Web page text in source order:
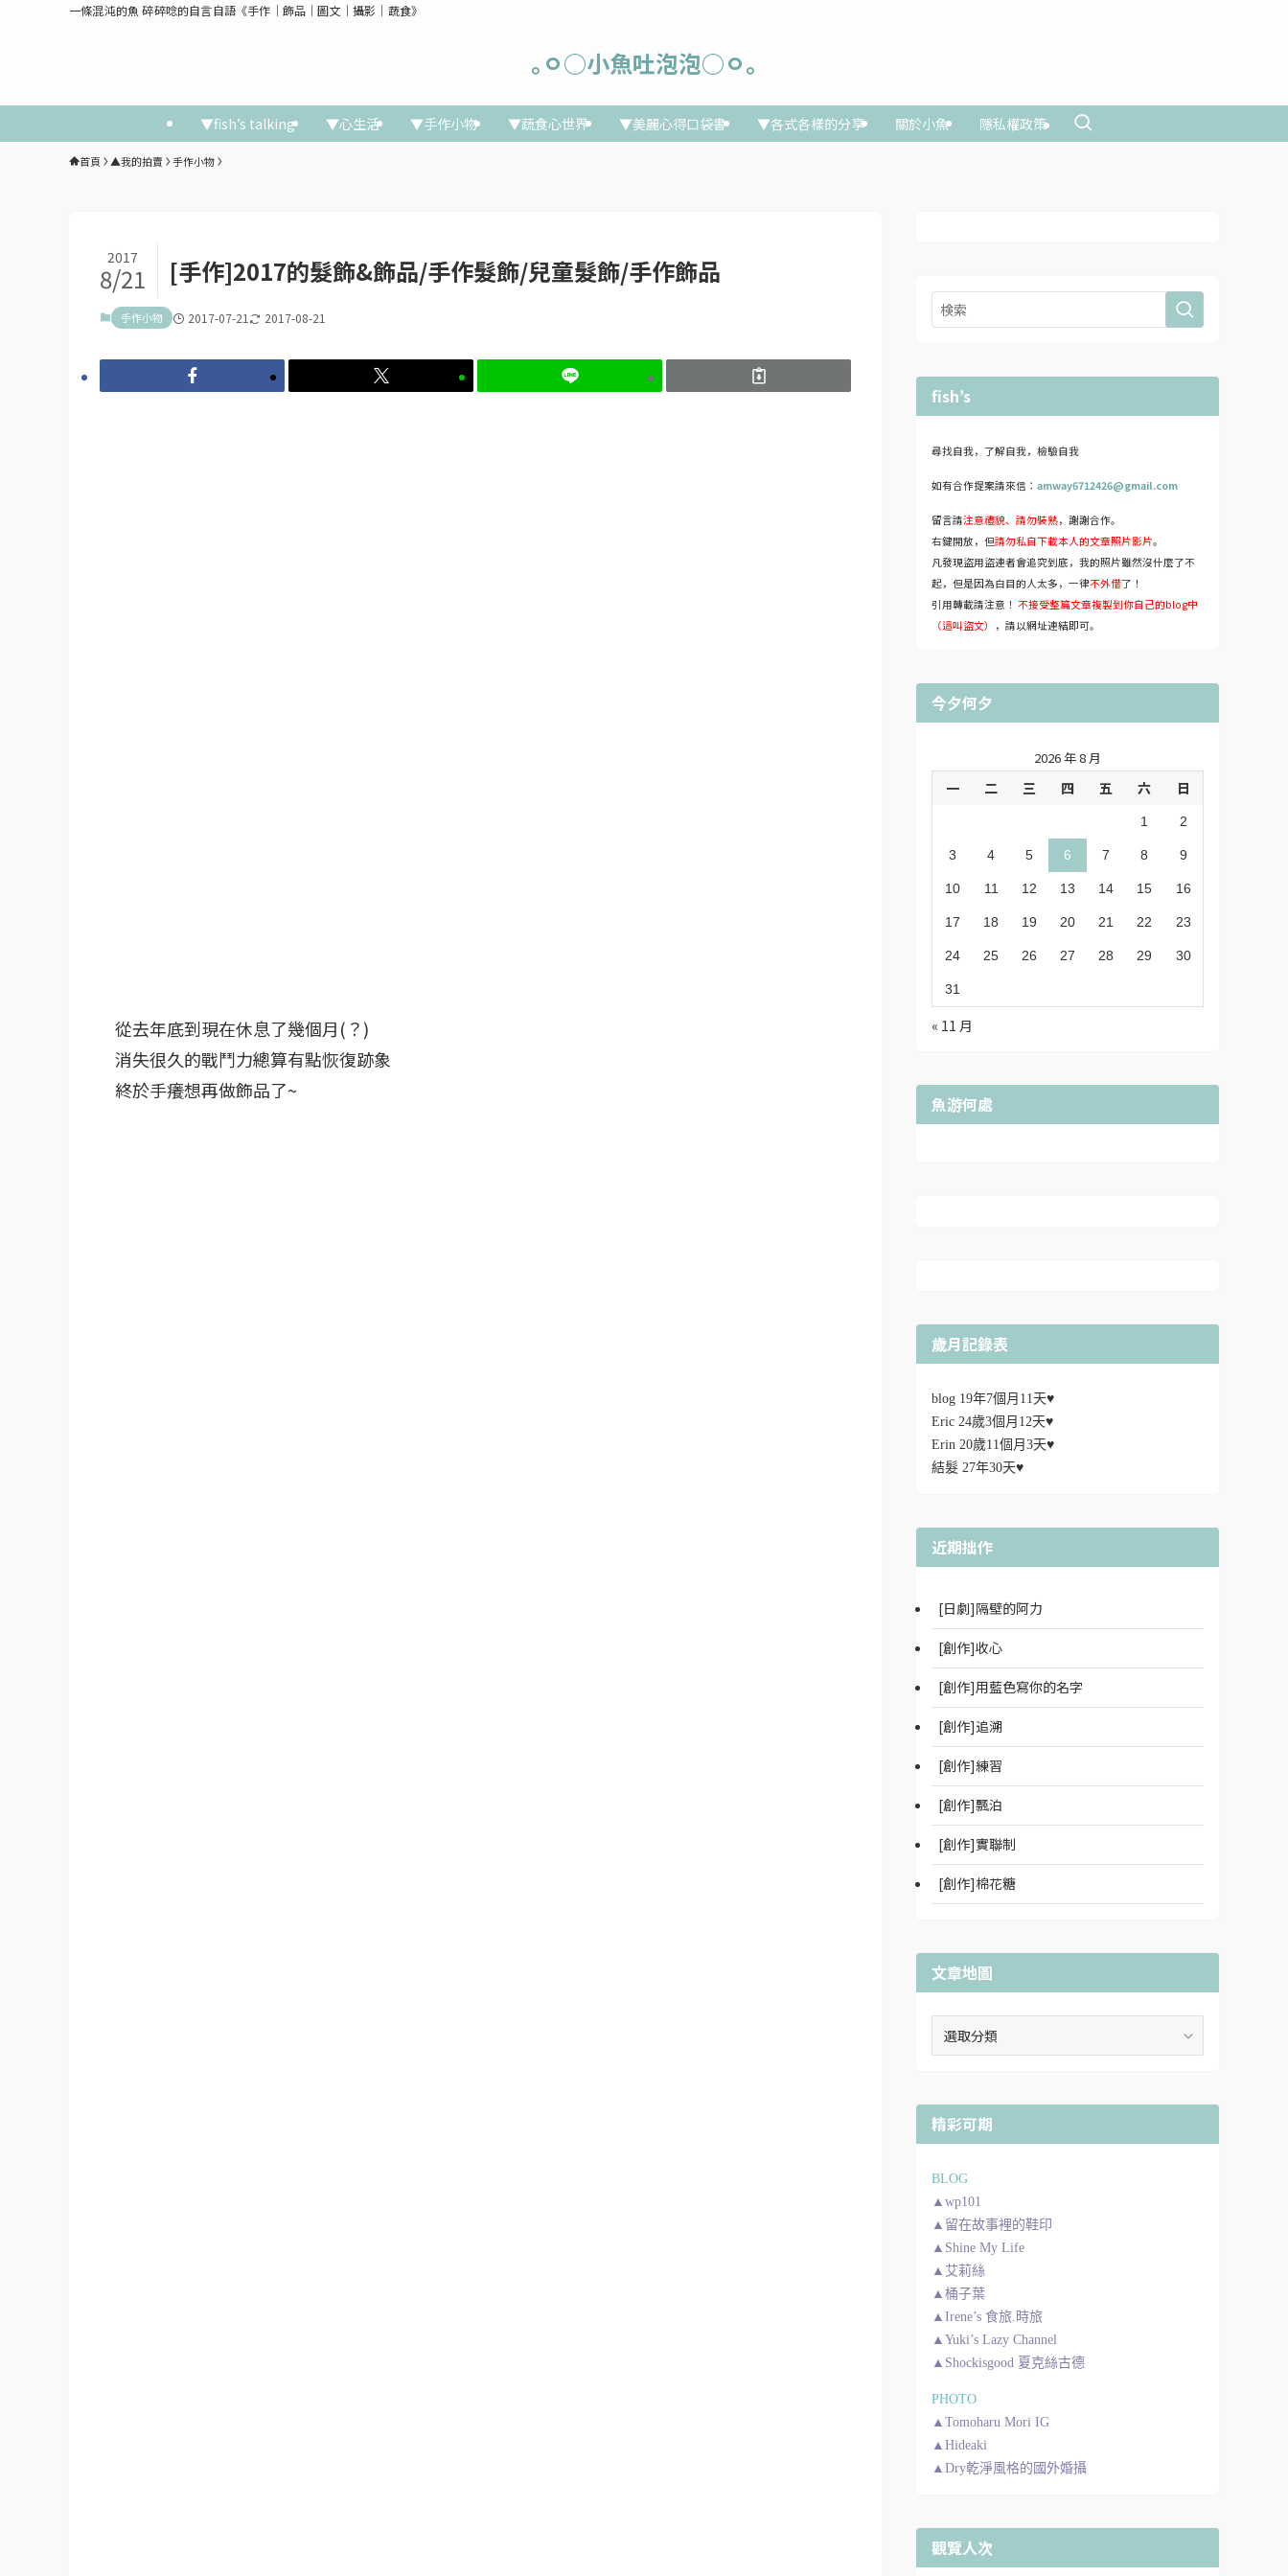
一條混沌的魚 碎碎唸的自言自語《手作│飾品│圖文│攝影│蔬食》
｡ㅇ○小魚吐泡泡○ㅇ｡
▼fish’s talking ▼心生活 ▼手作小物 ▼蔬食心世界 ▼美麗心得口袋書 ▼各式各樣的分享 關於小魚 隱私權政策
首頁 ▲我的拍賣 手作小物
[手作]2017的髮飾&飾品/手作髮飾/兒童髮飾/手作飾品
2017
8/21
手作小物 2017-07-21 2017-08-21
從去年底到現在休息了幾個月(？)
消失很久的戰鬥力總算有點恢復跡象
終於手癢想再做飾品了~
fish’s
尋找自我，了解自我，檢驗自我
如有合作提案請來信： amway6712426@gmail.com
留言請注意禮貌、請勿裝熟，謝謝合作。
右鍵開放，但請勿私自下載本人的文章照片影片。
凡發現盜用盜連者會追究到底，我的照片雖然沒什麼了不
起，但是因為白目的人太多，一律不外借了！
引用轉載請注意！ 不接受整篇文章複製到你自己的blog中
（這叫盜文）
，請以網址連結即可。
今夕何夕
2026 年 8 月
一 二 三 四 五 六 日
1 2
3 4 5 6 7 8 9
10 11 12 13 14 15 16
17 18 19 20 21 22 23
24 25 26 27 28 29 30
31
« 11 月
魚游何處
歲月記錄表
blog 19年7個月11天♥
Eric 24歲3個月12天♥
Erin 20歲11個月3天♥
結髮 27年30天♥
近期拙作
[日劇]隔壁的阿力
[創作]收心
[創作]用藍色寫你的名字
[創作]追溯
[創作]練習
[創作]飄泊
[創作]實聯制
[創作]棉花糖
文章地圖
精彩可期
BLOG
▲wp101
▲留在故事裡的鞋印
▲Shine My Life
▲艾莉絲
▲桶子葉
▲Irene’s 食旅.時旅
▲Yuki’s Lazy Channel
▲Shockisgood 夏克絲古德
PHOTO
▲Tomoharu Mori IG
▲Hideaki
▲Dry乾淨風格的國外婚攝
觀覽人次